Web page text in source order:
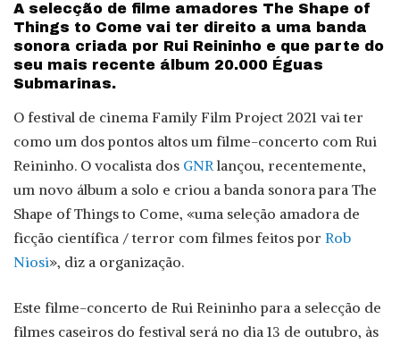
A selecção de filme amadores The Shape of
Things to Come vai ter direito a uma banda
sonora criada por Rui Reininho e que parte do
seu mais recente álbum 20.000 Éguas
Submarinas.
O festival de cinema Family Film Project 2021 vai ter
como um dos pontos altos um filme-concerto com Rui
Reininho. O vocalista dos GNRlançou, recentemente,
um novo álbum a solo e criou a banda sonora para The
Shape of Things to Come, «uma seleção amadora de
ficção científica / terror com filmes feitos por Rob
Niosi», diz a organização.
Este filme-concerto de Rui Reininho para a selecção de
filmes caseiros do festival será no dia 13 de outubro, às